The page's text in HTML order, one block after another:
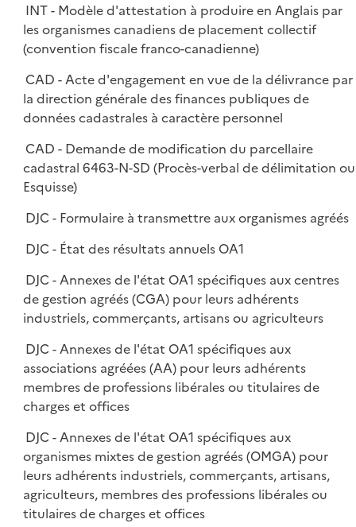
INT - Modèle d'attestation à produire en Anglais par
les organismes canadiens de placement collectif
(convention fiscale franco-canadienne)
CAD - Acte d'engagement en vue de la délivrance par
la direction générale des finances publiques de
données cadastrales à caractère personnel
CAD - Demande de modification du parcellaire
cadastral 6463-N-SD (Procès-verbal de délimitation ou
Esquisse)
DJC - Formulaire à transmettre aux organismes agréés
DJC - État des résultats annuels OA1
DJC - Annexes de l'état OA1 spécifiques aux centres
de gestion agréés (CGA) pour leurs adhérents
industriels, commerçants, artisans ou agriculteurs
DJC - Annexes de l'état OA1 spécifiques aux
associations agréées (AA) pour leurs adhérents
membres de professions libérales ou titulaires de
charges et offices
DJC - Annexes de l'état OA1 spécifiques aux
organismes mixtes de gestion agréés (OMGA) pour
leurs adhérents industriels, commerçants, artisans,
agriculteurs, membres des professions libérales ou
titulaires de charges et offices